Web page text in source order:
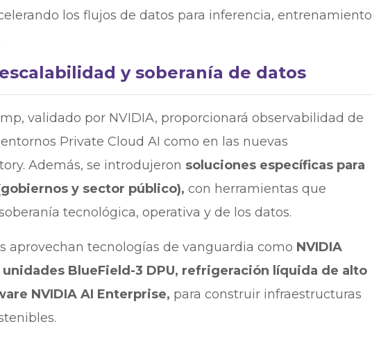
los flujos de datos para inferencia, entrenamiento
y soberanía de datos
validado por NVIDIA, proporcionará observabilidad de
Private Cloud AI como en las nuevas
Además, se introdujeron soluciones específicas para
y sector público), con herramientas que
tecnológica, operativa y de los datos.
aprovechan tecnologías de vanguardia como NVIDIA
BlueField-3 DPU, refrigeración líquida de alto
NVIDIA AI Enterprise, para construir infraestructuras